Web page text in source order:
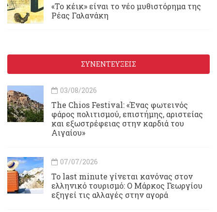
«Το κέικ» είναι το νέο μυθιστόρημα της
Ρέας Γαλανάκη
ΣΥΝΕΝΤΕΥΞΕΙΣ
03/08/2026
Τhe Chios Festival: «Ένας φωτεινός
φάρος πολιτισμού, επιστήμης, αριστείας
και εξωστρέφειας στην καρδιά του
Αιγαίου»
07/07/2026
Το last minute γίνεται κανόνας στον
ελληνικό τουρισμό: Ο Μάρκος Γεωργίου
εξηγεί τις αλλαγές στην αγορά